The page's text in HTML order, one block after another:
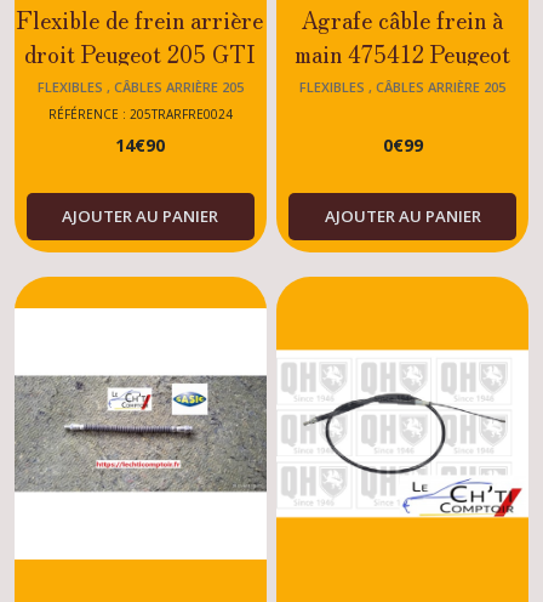
Flexible de frein arrière
droit Peugeot 205 GTI
1.6 /RALLYE
/ESSENCE /
DIESEL/TU/XU
FLEXIBLES , CÂBLES ARRIÈRE 205
RÉFÉRENCE : 205TRARFRE0024
14€90
AJOUTER AU PANIER
Agrafe câble frein à
main 475412 Peugeot
205 GTI-RALLYE-XS-
ESSENCE
FLEXIBLES , CÂBLES ARRIÈRE 205
0€99
AJOUTER AU PANIER